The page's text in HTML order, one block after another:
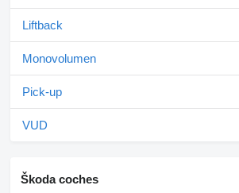
Liftback
Monovolumen
Pick-up
VUD
Škoda coches